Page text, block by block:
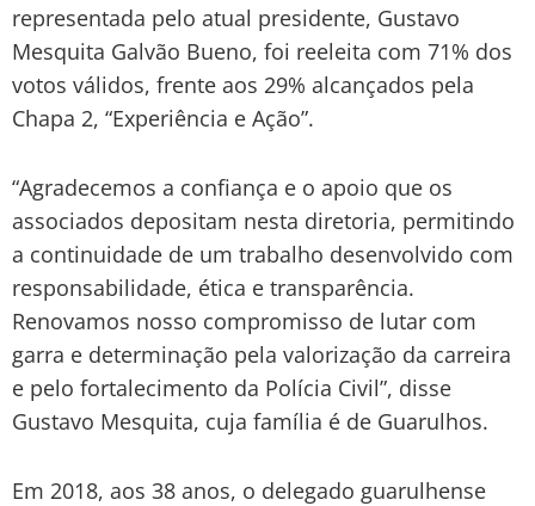
representada pelo atual presidente, Gustavo
Mesquita Galvão Bueno, foi reeleita com 71% dos
votos válidos, frente aos 29% alcançados pela
Chapa 2, “Experiência e Ação”.
“Agradecemos a confiança e o apoio que os
associados depositam nesta diretoria, permitindo
a continuidade de um trabalho desenvolvido com
responsabilidade, ética e transparência.
Renovamos nosso compromisso de lutar com
garra e determinação pela valorização da carreira
e pelo fortalecimento da Polícia Civil”, disse
Gustavo Mesquita, cuja família é de Guarulhos.
Em 2018, aos 38 anos, o delegado guarulhense